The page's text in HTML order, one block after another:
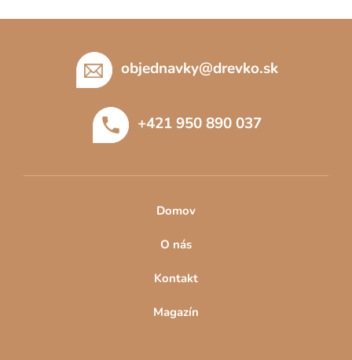
objednavky@drevko.sk
+421 950 890 037
Domov
O nás
Kontakt
Magazín